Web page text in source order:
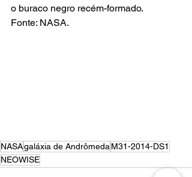
o buraco negro recém-formado.
Fonte: NASA.
NASAgaláxia de Andrômeda M31-2014-DS1
NEOWISE